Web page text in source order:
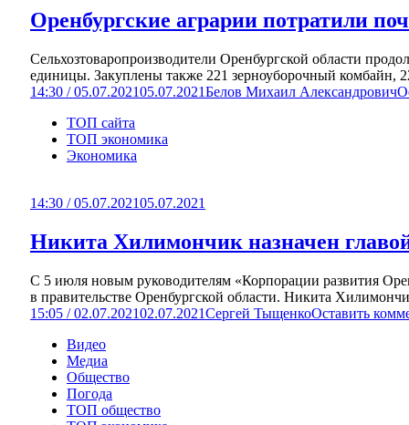
Оренбургские аграрии потратили
Сельхозтоваропроизводители Оренбургской области
единицы. Закуплены также 221 зерноуборочный комбайн,
14:30 / 05.07.202105.07.2021Белов Михаил Александрович
ТОП сайта
ТОП экономика
Экономика
14:30 / 05.07.202105.07.2021
Никита Хилимончик назначен
С 5 июля новым руководителям «Корпорации развития
в правительстве Оренбургской области. Никита
15:05 / 02.07.202102.07.2021Сергей ТыщенкоОставить
Видео
Медиа
Общество
Погода
ТОП общество